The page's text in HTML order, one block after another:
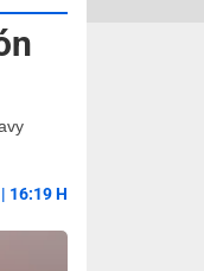
16:19 H